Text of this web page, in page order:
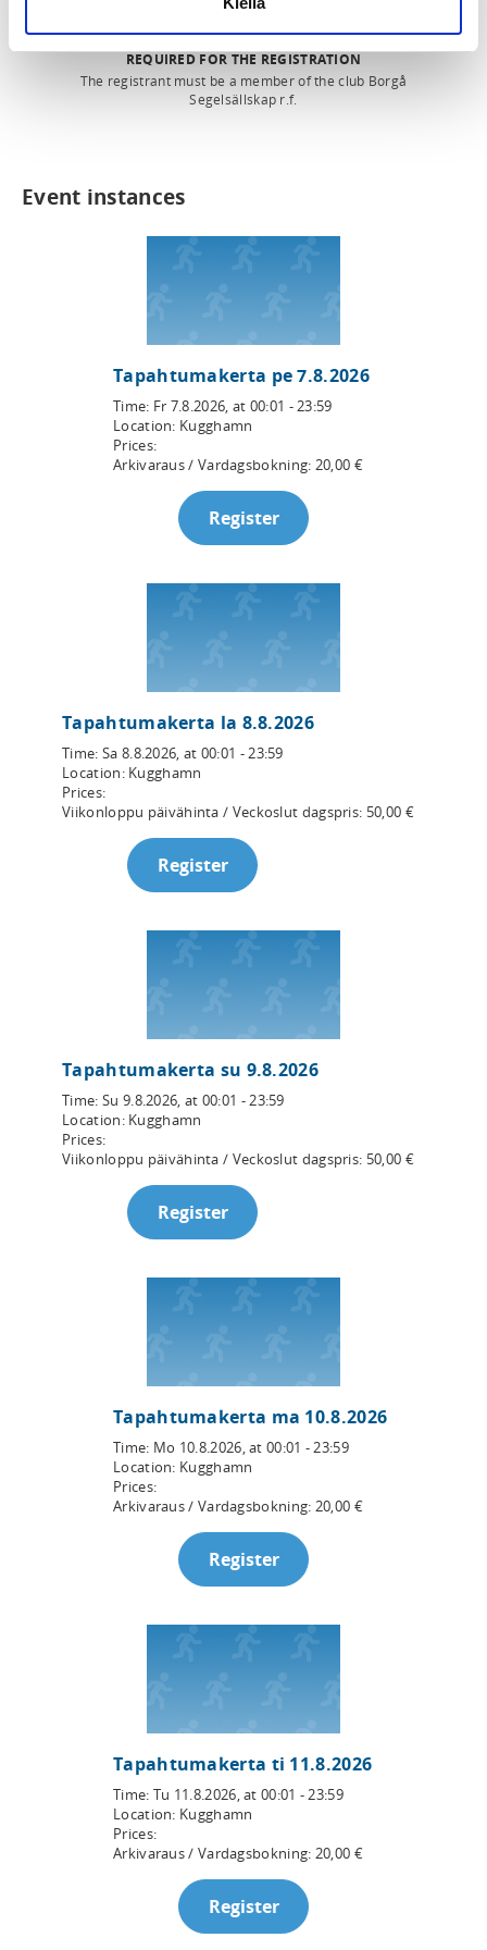
REQUIRED FOR THE REGISTRATION
The registrant must be a member of the club Borgå
Segelsällskap r.f.
Event instances
Tapahtumakerta pe 7.8.2026
Time: Fr 7.8.2026, at 00:01 - 23:59
Location: Kugghamn
Prices:
Arkivaraus / Vardagsbokning: 20,00 €
Register
Tapahtumakerta la 8.8.2026
Time: Sa 8.8.2026, at 00:01 - 23:59
Location: Kugghamn
Prices:
Viikonloppu päivähinta / Veckoslut dagspris: 50,00 €
Register
Tapahtumakerta su 9.8.2026
Time: Su 9.8.2026, at 00:01 - 23:59
Location: Kugghamn
Prices:
Viikonloppu päivähinta / Veckoslut dagspris: 50,00 €
Register
Tapahtumakerta ma 10.8.2026
Time: Mo 10.8.2026, at 00:01 - 23:59
Location: Kugghamn
Prices:
Arkivaraus / Vardagsbokning: 20,00 €
Register
Tapahtumakerta ti 11.8.2026
Time: Tu 11.8.2026, at 00:01 - 23:59
Location: Kugghamn
Prices:
Arkivaraus / Vardagsbokning: 20,00 €
Register